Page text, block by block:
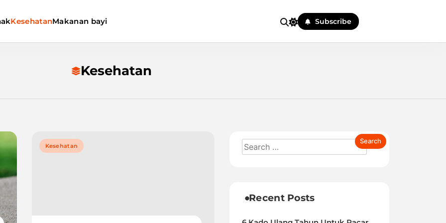
KesehatanMakanan bayi Subscribe
Kesehatan
Kesehatan
Recent Posts